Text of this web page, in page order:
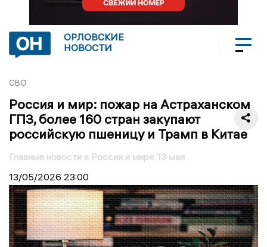
ОРЛОВСКИЕ
НОВОСТИ
СВО
Россия и мир: пожар на Астраханском
ГПЗ, более 160 стран закупают
российскую пшеницу и Трамп в Китае
Главные новости в России и мире 13 мая
13/05/2026 23:00